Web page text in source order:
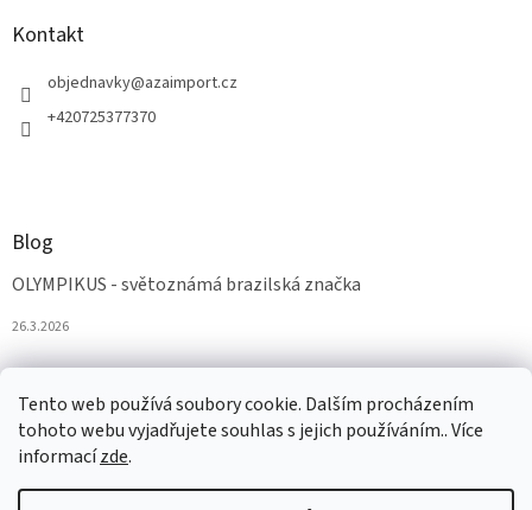
Tento web používá soubory cookie. Dalším procházením
tohoto webu vyjadřujete souhlas s jejich používáním.. Více
informacízde.
Kontakt
objednavky@azaimport.cz
+420725377370
Blog
OLYMPIKUS - světoznámá brazilská značka
26.3.2026